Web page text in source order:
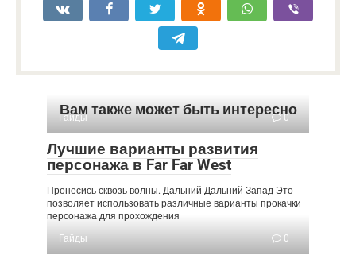
Вам также может быть интересно
Гайды 0
Лучшие варианты развития
персонажа в Far Far West
Пронесись сквозь волны. Дальний-Дальний Запад Это
позволяет использовать различные варианты прокачки
персонажа для прохождения
Гайды
0